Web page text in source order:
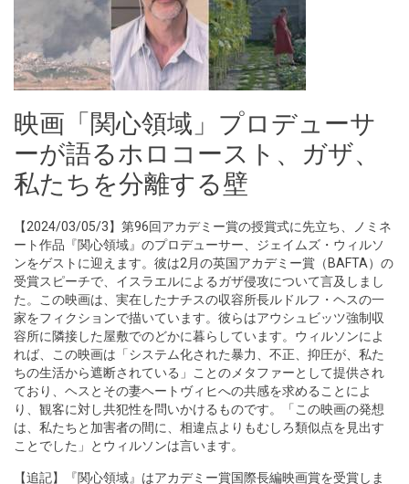
映画「関心領域」プロデューサ
ーが語るホロコースト、ガザ、
私たちを分離する壁
【2024/03/05/3】第96回アカデミー賞の授賞式に先立ち、ノミネ
ート作品『関心領域』のプロデューサー、ジェイムズ・ウィルソ
ンをゲストに迎えます。彼は2月の英国アカデミー賞（BAFTA）の
受賞スピーチで、イスラエルによるガザ侵攻について言及しまし
た。この映画は、実在したナチスの収容所長ルドルフ・ヘスの一
家をフィクションで描いています。彼らはアウシュビッツ強制収
容所に隣接した屋敷でのどかに暮らしています。ウィルソンによ
れば、この映画は「システム化された暴力、不正、抑圧が、私た
ちの生活から遮断されている」ことのメタファーとして提供され
ており、ヘスとその妻ヘートヴィヒへの共感を求めることによ
り、観客に対し共犯性を問いかけるものです。「この映画の発想
は、私たちと加害者の間に、相違点よりもむしろ類似点を見出す
ことでした」とウィルソンは言います。
【追記】『関心領域』はアカデミー賞国際長編映画賞を受賞しま